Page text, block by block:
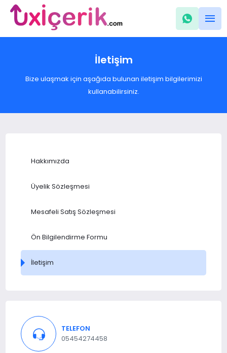
İletişim
Bize ulaşmak için aşağıda bulunan iletişim bilgilerimizi
kullanabilirsiniz.
Hakkımızda
Üyelik Sözleşmesi
Mesafeli Satış Sözleşmesi
Ön Bilgilendirme Formu
İletişim
TELEFON
05454274458